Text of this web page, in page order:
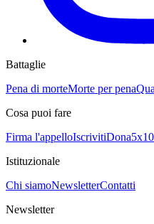
Battaglie
Pena di morteMorte per pena
Cosa puoi fare
Firma l'appelloIscrivitiDona
Istituzionale
Chi siamoNewsletterContatti
Newsletter